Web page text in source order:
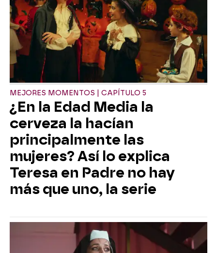
MEJORES MOMENTOS | CAPÍTULO 5
¿En la Edad Media la
cerveza la hacían
principalmente las
mujeres? Así lo explica
Teresa en Padre no hay
más que uno, la serie